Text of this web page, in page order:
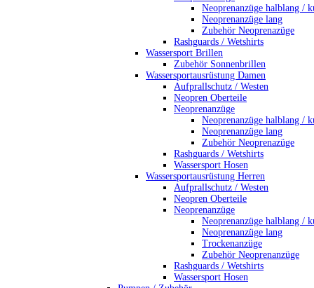
Neoprenanzüge halblang /
Neoprenanzüge lang
Zubehör Neoprenazüge
Rashguards / Wetshirts
Wassersport Brillen
Zubehör Sonnenbrillen
Wassersportausrüstung Damen
Aufprallschutz / Westen
Neopren Oberteile
Neoprenanzüge
Neoprenanzüge halblang /
Neoprenanzüge lang
Zubehör Neoprenazüge
Rashguards / Wetshirts
Wassersport Hosen
Wassersportausrüstung Herren
Aufprallschutz / Westen
Neopren Oberteile
Neoprenanzüge
Neoprenanzüge halblang /
Neoprenanzüge lang
Trockenanzüge
Zubehör Neoprenanzüge
Rashguards / Wetshirts
Wassersport Hosen